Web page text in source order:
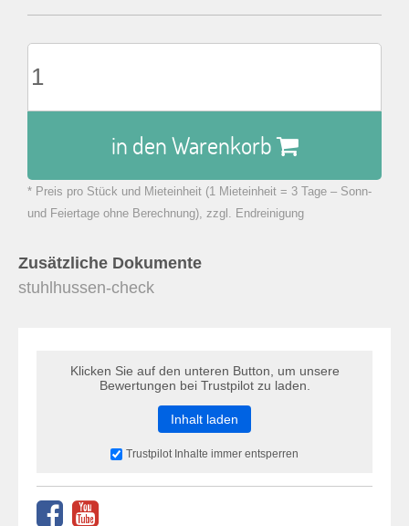
in den Warenkorb
zu Warenkorb hinzugefügt.
* Preis pro Stück und Mieteinheit (1 Mieteinheit = 3 Tage – Sonn-
und Feiertage ohne Berechnung), zzgl. Endreinigung
Zusätzliche Dokumente
stuhlhussen-check
Klicken Sie auf den unteren Button, um unsere
Bewertungen bei Trustpilot zu laden.
Inhalt laden
Trustpilot Inhalte immer entsperren